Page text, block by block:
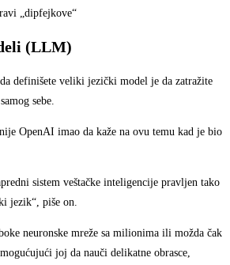
„dipfejkove“
(LLM)
definišete veliki jezički model je da zatražite
sebe.
OpenAI imao da kaže na ovu temu kad je bio
sistem veštačke inteligencije pravljen tako
jezik“, piše on.
neuronske mreže sa milionima ili možda čak
joj da nauči delikatne obrasce,